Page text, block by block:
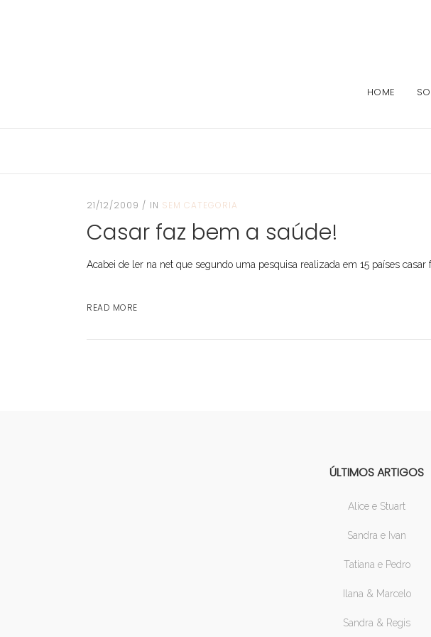
HOME
21/12/2009 IN SEM CATEGORIA
Casar faz bem a saúde!
Acabei de ler na net que segundo uma pesquisa realizada em 15 países casar
READ MORE
ÚLTIMOS ARTIGOS
Alice e Stuart
Sandra e Ivan
Tatiana e Pedro
Ilana & Marcelo
Sandra & Regis